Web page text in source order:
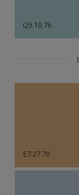
Q5.10.76
E7.27.70